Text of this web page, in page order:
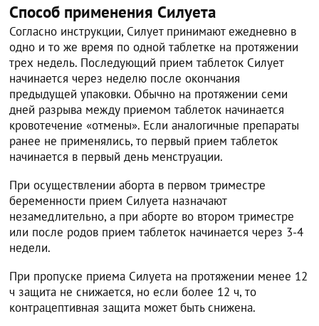
Способ применения Силуета
Согласно инструкции, Силует принимают ежедневно в
одно и то же время по одной таблетке на протяжении
трех недель. Последующий прием таблеток Силует
начинается через неделю после окончания
предыдущей упаковки. Обычно на протяжении семи
дней разрыва между приемом таблеток начинается
кровотечение «отмены». Если аналогичные препараты
ранее не применялись, то первый прием таблеток
начинается в первый день менструации.
При осуществлении аборта в первом триместре
беременности прием Силуета назначают
незамедлительно, а при аборте во втором триместре
или после родов прием таблеток начинается через 3-4
недели.
При пропуске приема Силуета на протяжении менее 12
ч защита не снижается, но если более 12 ч, то
контрацептивная защита может быть снижена.